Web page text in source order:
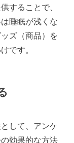
することで、
睡眠が浅くな
ズ（商品）を
です。
して、アンケ
効果的な方法